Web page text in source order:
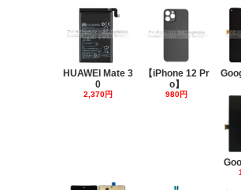
HUAWEI Mate 3
0
2,370円
【iPhone 12 Pr
o】
980円